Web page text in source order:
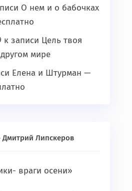
О нем и о бабочках
к записи Цель твоя
мире
Елена и Штурман —
Дмитрий Липскеров
враги осени»